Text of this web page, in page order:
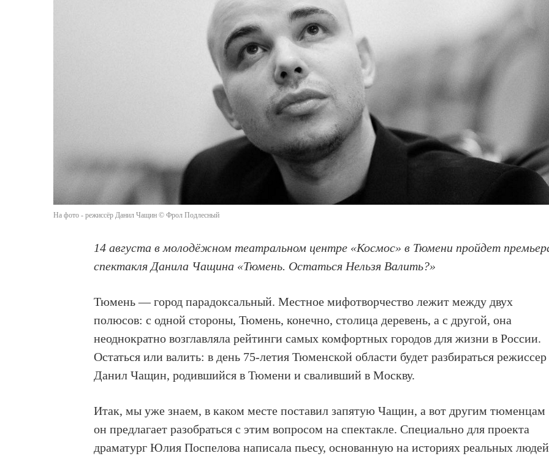
На фото - режиссёр Данил Чащин © Фрол Подлесный
14 августа в молодёжном театральном центре «Космос» в Тюмени пройдет
спектакля Данила Чащина «Тюмень. Остаться Нельзя Валить?»
Тюмень — город парадоксальный. Местное мифотворчество лежит между двух
полюсов: с одной стороны, Тюмень, конечно, столица деревень, а с другой, она
неоднократно возглавляла рейтинги самых комфортных городов для жизни в России.
Остаться или валить: в день 75-летия Тюменской области будет разбираться режиссер
Данил Чащин, родившийся в Тюмени и сваливший в Москву.
Итак, мы уже знаем, в каком месте поставил запятую Чащин, а вот другим тюменцам
он предлагает разобраться с этим вопросом на спектакле. Специально для проекта
драматург Юлия Поспелова написала пьесу, основанную на историях реальных